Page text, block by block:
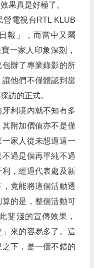
果真是好極了。
營電視台RTL KLUB
報」，而當中又屬
一家人印象深刻，
辦了專業錄影的所
他們不僅體認到當
訪的正式。
利境內就不知有多
附加價值亦不是僅
家人從未想過這一
過是個再單純不過
，經過代表處及新
竟能將這個活動透
的是，整個活動可
斐淺的宣傳效果，
」來的容易多了。這
下，是一個不錯的